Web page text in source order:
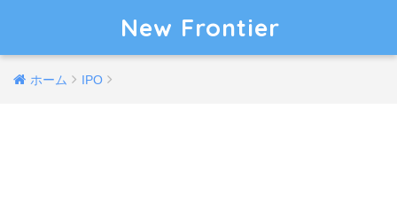
New Frontier
ホーム IPO